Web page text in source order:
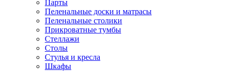
Парты
Пеленальные доски и матрасы
Пеленальные столики
Прикроватные тумбы
Стеллажи
Столы
Стулья и кресла
Шкафы